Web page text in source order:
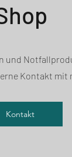
und
Kontakt mit
Kontakt